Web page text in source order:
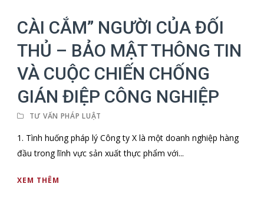
CÀI CẮM” NGƯỜI CỦA ĐỐI
THỦ – BẢO MẬT THÔNG TIN
VÀ CUỘC CHIẾN CHỐNG
GIÁN ĐIỆP CÔNG NGHIỆP
TƯ VẤN PHÁP LUẬT
1. Tình huống pháp lý Công ty X là một doanh nghiệp hàng
đầu trong lĩnh vực sản xuất thực phẩm với...
XEM THÊM